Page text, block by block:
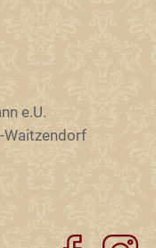
e.U.
Waitzendorf